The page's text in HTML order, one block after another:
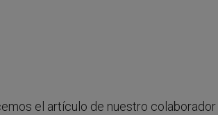
el artículo de nuestro colaborador